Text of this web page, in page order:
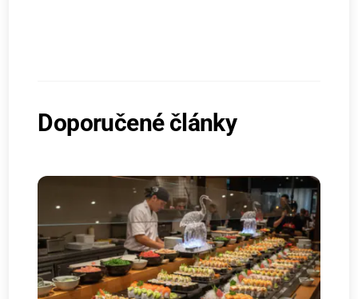
Doporučené články